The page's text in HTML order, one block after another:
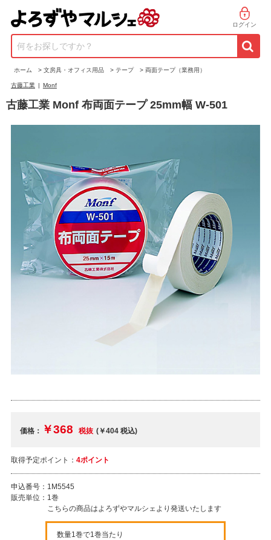
ログイン
何をお探しですか？
ホーム > 文房具・オフィス用品 > テープ > 両面テープ（業務用）
古藤工業 | Monf
古藤工業 Monf 布両面テープ 25mm幅 W-501
価格： ￥368 税抜 (￥404税込)
取得予定ポイント： 4ポイント
申込番号： 1M5545
販売単位： 1巻
こちらの商品はよろずやマルシェより発送いたします
数量1巻で1巻当たり